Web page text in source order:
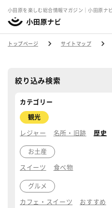
小田原を楽しむ総合情報マガジン｜小田原ナビ
トップページ サイトマップ
絞り込み検索
カテゴリー
観光
レジャー 名所・旧跡 歴史
お土産
スイーツ 食べ物
グルメ
カフェ・スイーツ おすすめ